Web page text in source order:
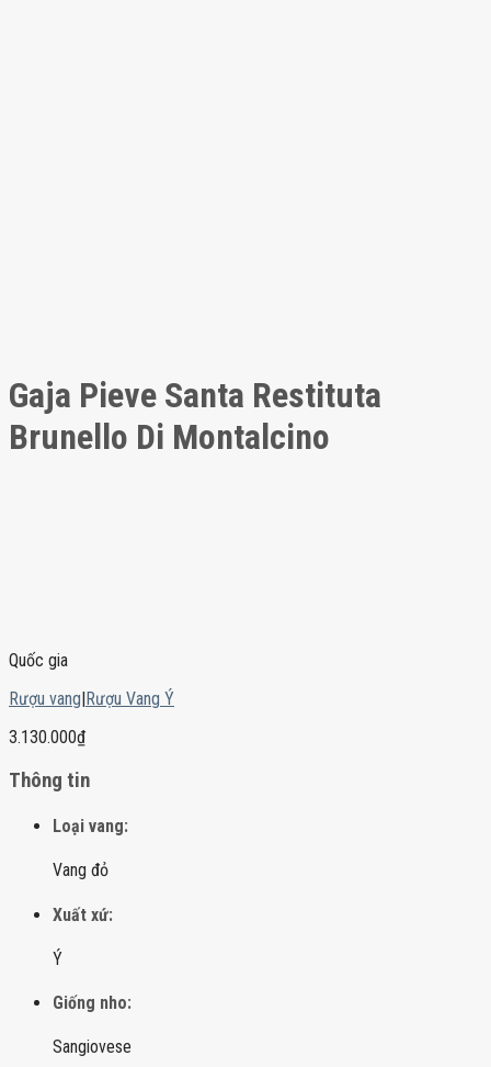
Gaja Pieve Santa Restituta
Brunello Di Montalcino
Quốc gia
Rượu vang|Rượu Vang Ý
3.130.000₫
Thông tin
Loại vang:
Vang đỏ
Xuất xứ:
Ý
Giống nho:
Sangiovese